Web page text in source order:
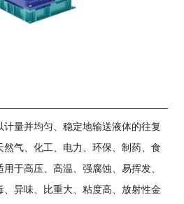
量并均匀、稳定地输送液体的往复
气、化工、电力、环保、制药、食
于高压、高温、强腐蚀、易挥发、
异味、比重大、粘度高、放射性金